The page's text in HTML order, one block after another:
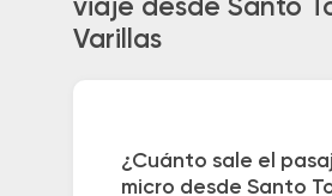
viaje desde Santo
Varillas
¿Cuánto sale el
micro desde Santo